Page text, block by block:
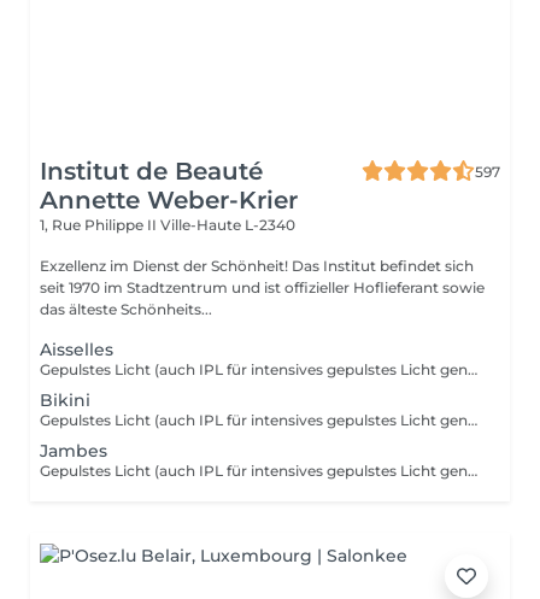
Institut de Beauté
Annette Weber-Krier
597
1, Rue Philippe II Ville-Haute L-2340
Exzellenz im Dienst der Schönheit! Das Institut befindet sich
seit 1970 im Stadtzentrum und ist offizieller Hoflieferant sowie
das älteste Schönheits...
Aisselles
Gepulstes Licht (auch IPL für intensives gepulstes Licht genannt) wirkt auf das Haar, indem es ein Licht sendet, das vom schwarzen Pigment des Haares absorbiert wird. Lokal gepulstes Licht wird zu Wärme. Es ist diese thermische Reaktion an der Haarwurzel (der Zwiebel), die das Nachwachsen verändert und verlangsamt. Ab den ersten Sitzungen fallen die Haare aus und wachsen immer weniger nach.
Bikini
Gepulstes Licht (auch IPL für intensives gepulstes Licht genannt) wirkt auf das Haar, indem es ein Licht sendet, das vom schwarzen Pigment des Haares absorbiert wird. Lokal gepulstes Licht wird zu Wärme. Es ist diese thermische Reaktion an der Haarwurzel (der Zwiebel), die das Nachwachsen verändert und verlangsamt. Ab den ersten Sitzungen fallen die Haare aus und wachsen immer weniger nach.
Jambes
Gepulstes Licht (auch IPL für intensives gepulstes Licht genannt) wirkt auf das Haar, indem es ein Licht sendet, das vom schwarzen Pigment des Haares absorbiert wird. Lokal gepulstes Licht wird zu Wärme. Es ist diese thermische Reaktion an der Haarwurzel (der Zwiebel), die das Nachwachsen verändert und verlangsamt. Ab den ersten Sitzungen fallen die Haare aus und wachsen immer weniger nach.